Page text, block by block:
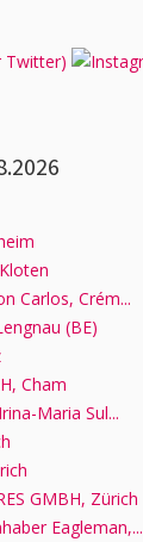
Carlos, Crém...
(BE)
Cham
Maria Sul...
GMBH, Zürich
Eagleman,...